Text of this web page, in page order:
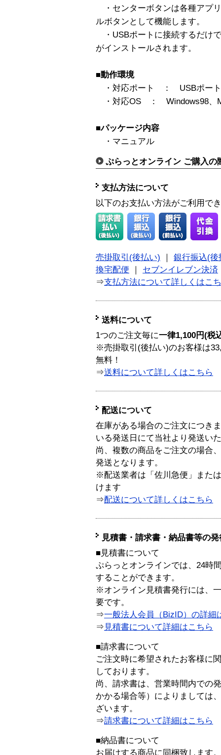
・センターボタンは各種アプ
ルボタンとして機能します。
・USBポートに接続するだけ
がインストールされます。
■動作環境
・対応ポート ： USBポート
・対応OS ： Windows98、
■パッケージ内容
・マニュアル
ぷらっとオンライン ご購入の
支払方法について
以下のお支払い方法がご利用で
売掛取引(後払い)
銀行振込(後
換宅配便
セブンイレブン決済
⇒支払方法について詳しくはこ
送料について
1つのご注文毎に一律1,100円(税
※売掛取引(後払い)のお客様は
無料！
⇒送料について詳しくはこちら
配送について
在庫がある場合のご注文につき
いる発送日にて当社より発送い
尚、複数の商品をご注文の場合
発送となります。
※配送業者は「佐川急便」また
けます
⇒配送について詳しくはこちら
見積書・請求書・納品書等の
■見積書について
ぷらっとオンラインでは、24時
することができます。
※オンライン見積書発行には、
要です。
⇒一般法人会員（BizID）の詳細
⇒ 見積書について詳細はこちら
■請求書について
ご注文時に希望されたお客様に
しております。
尚、請求書は、営業時間内での
かかる場合等）によりましては
ざいます。
⇒請求書について詳細はこちら
■納品書について
お届けする商品に同梱致します。